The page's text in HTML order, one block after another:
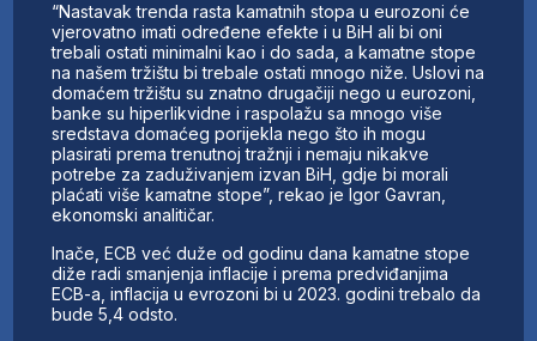
“Nastavak trenda rasta kamatnih stopa u eurozoni će
vjerovatno imati određene efekte i u BiH ali bi oni
trebali ostati minimalni kao i do sada, a kamatne stope
na našem tržištu bi trebale ostati mnogo niže. Uslovi na
domaćem tržištu su znatno drugačiji nego u eurozoni,
banke su hiperlikvidne i raspolažu sa mnogo više
sredstava domaćeg porijekla nego što ih mogu
plasirati prema trenutnoj tražnji i nemaju nikakve
potrebe za zaduživanjem izvan BiH, gdje bi morali
plaćati više kamatne stope”, rekao je Igor Gavran,
ekonomski analitičar.
Inače, ECB već duže od godinu dana kamatne stope
diže radi smanjenja inflacije i prema predviđanjima
ECB-a, inflacija u evrozoni bi u 2023. godini trebalo da
bude 5,4 odsto.